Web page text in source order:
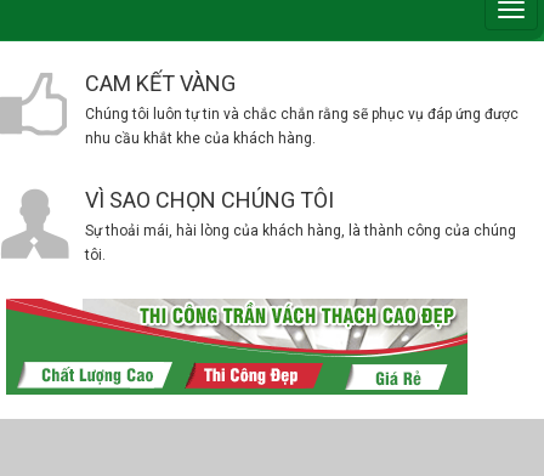
CAM KẾT VÀNG
Chúng tôi luôn tự tin và chắc chắn rằng sẽ phục vụ đáp ứng được
nhu cầu khắt khe của khách hàng.
VÌ SAO CHỌN CHÚNG TÔI
Sự thoải mái, hài lòng của khách hàng, là thành công của chúng
tôi.